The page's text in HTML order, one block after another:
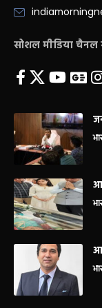
सोशल मीडिया